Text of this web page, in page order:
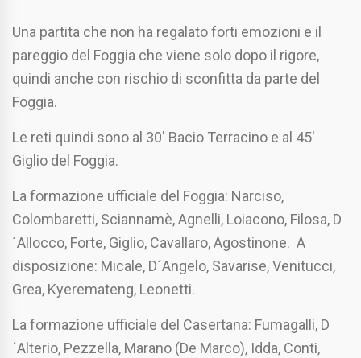
Una partita che non ha regalato forti emozioni e il
pareggio del Foggia che viene solo dopo il rigore,
quindi anche con rischio di sconfitta da parte del
Foggia.
Le reti quindi sono al 30′ Bacio Terracino e al 45′
Giglio del Foggia.
La formazione ufficiale del Foggia: Narciso,
Colombaretti, Sciannamè, Agnelli, Loiacono, Filosa, D
´Allocco, Forte, Giglio, Cavallaro, Agostinone. A
disposizione: Micale, D´Angelo, Savarise, Venitucci,
Grea, Kyeremateng, Leonetti.
La formazione ufficiale del Casertana: Fumagalli, D
´Alterio, Pezzella, Marano (De Marco), Idda, Conti,